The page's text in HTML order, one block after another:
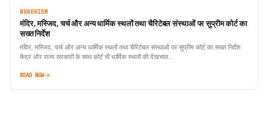
BUDDHISM
मंदिर, मस्जिद, चर्च और अन्‍य धार्मिक स्‍थलों तथा चैरिटेबल संस्‍थाओं पर सुप्रीम कोर्ट का
सख्त निर्देश
मंदिर, मस्जिद, चर्च और अन्‍य धार्मिक स्‍थलों तथा चैरिटेबल संस्‍थाओं पर सुप्रीम कोर्ट का सख्त निर्देश
केंद्र और राज्य सरकारों के साथ कोर्ट भी धार्मिक स्थलों की देखभाल…
READ NOW